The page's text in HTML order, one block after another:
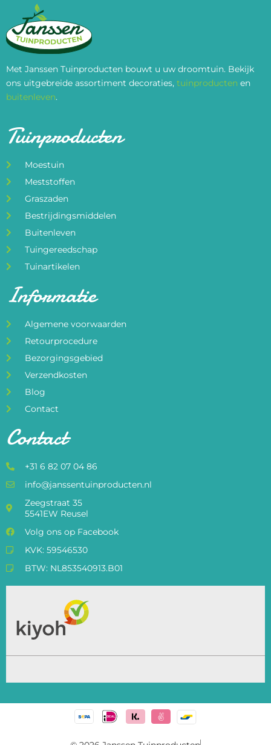
Met Janssen Tuinproducten bouwt u uw droomtuin. Bekijk
ons uitgebreide assortiment decoraties, tuinproducten en
buitenleven.
Tuinproducten
Moestuin
Meststoffen
Graszaden
Bestrijdingsmiddelen
Buitenleven
Tuingereedschap
Tuinartikelen
Informatie
Algemene voorwaarden
Retourprocedure
Bezorgingsgebied
Verzendkosten
Blog
Contact
Contact
+31 6 82 07 04 86
info@janssentuinproducten.nl
Zeegstraat 35
5541EW Reusel
Volg ons op Facebook
KVK: 59546530
BTW: NL853540913.B01